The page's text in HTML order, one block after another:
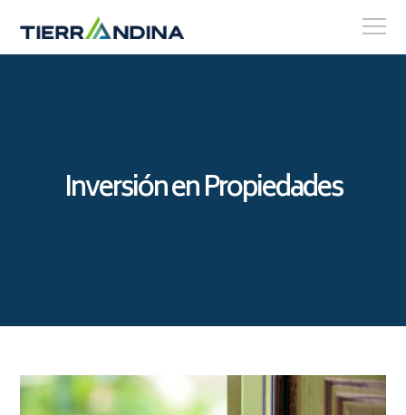
Inversión en Propiedades